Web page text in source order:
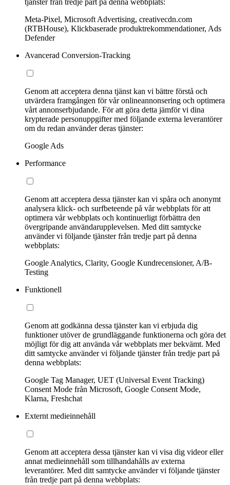
tjänster från tredje part på denna webbplats:
Meta-Pixel, Microsoft Advertising, creativecdn.com
(RTBHouse), Klickbaserade produktrekommendationer, Ads
Defender
Avancerad Conversion-Tracking
Genom att acceptera denna tjänst kan vi bättre förstå och
utvärdera framgången för vår onlineannonsering och optimera
vårt annonserbjudande. För att göra detta jämför vi dina
krypterade personuppgifter med följande externa leverantörer
om du redan använder deras tjänster:
Google Ads
Performance
Genom att acceptera dessa tjänster kan vi spåra och anonymt
analysera klick- och surfbeteende på vår webbplats för att
optimera vår webbplats och kontinuerligt förbättra den
övergripande användarupplevelsen. Med ditt samtycke
använder vi följande tjänster från tredje part på denna
webbplats:
Google Analytics, Clarity, Google Kundrecensioner, A/B-
Testing
Funktionell
Genom att godkänna dessa tjänster kan vi erbjuda dig
funktioner utöver de grundläggande funktionerna och göra det
möjligt för dig att använda vår webbplats mer bekvämt. Med
ditt samtycke använder vi följande tjänster från tredje part på
denna webbplats:
Google Tag Manager, UET (Universal Event Tracking)
Consent Mode från Microsoft, Google Consent Mode,
Klarna, Freshchat
Externt medieinnehåll
Genom att acceptera dessa tjänster kan vi visa dig videor eller
annat medieinnehåll som tillhandahålls av externa
leverantörer. Med ditt samtycke använder vi följande tjänster
från tredje part på denna webbplats: